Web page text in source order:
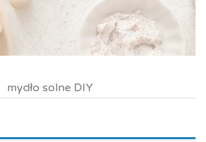
mydło solne DIY